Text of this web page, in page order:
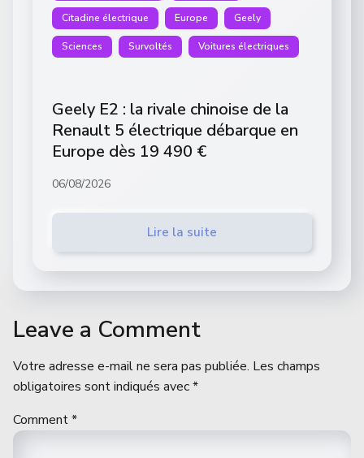
Citadine électrique Europe Geely
Sciences Survoltés Voitures électriques
Geely E2 : la rivale chinoise de la
Renault 5 électrique débarque en
Europe dès 19 490 €
06/08/2026
Lire la suite
Leave a Comment
Votre adresse e-mail ne sera pas publiée. Les champs
obligatoires sont indiqués avec*
Comment*